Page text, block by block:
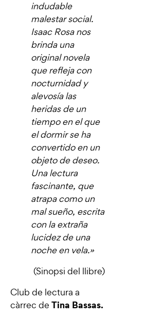
indudable
malestar social.
Isaac Rosa nos
brinda una
original novela
que refleja con
nocturnidad y
alevosía las
heridas de un
tiempo en el que
el dormir se ha
convertido en un
objeto de deseo.
Una lectura
fascinante, que
atrapa como un
mal sueño, escrita
con la extraña
lucidez de una
noche en vela.»
(Sinopsi del llibre)
Club de lectura a
càrrec de Tina Bassas.